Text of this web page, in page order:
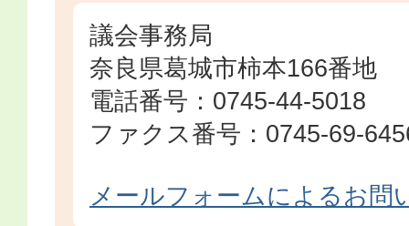
議会事務局
奈良県葛城市柿本166番地
電話番号：0745-44-5018
ファクス番号：0745-69-
メールフォームによるお問